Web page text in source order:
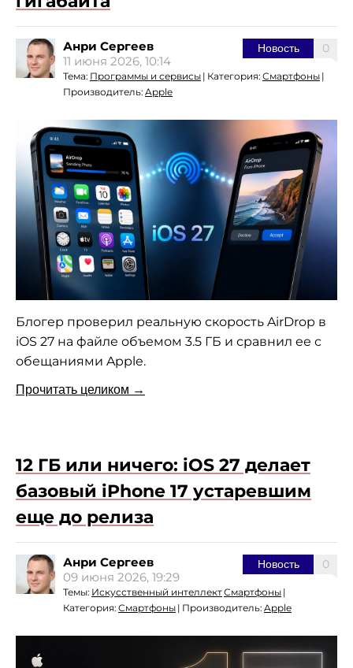
0
Новость
Анри Сергеев
11 июня 2026, 10:14
Тема: Программы и сервисы | Категория: Смартфоны |
Производитель: Apple
Блогер проверил реальную скорость AirDrop в
iOS 27 на файле объемом 3.5 ГБ и сравнил ее с
обещаниями Apple.
Прочитать целиком →
12 ГБ или ничего: iOS 27 делает
базовый iPhone 17 устаревшим
еще до релиза
0
Новость
Анри Сергеев
09 июня 2026, 19:29
Темы: Искусственный интеллектСмартфоны |
Категория: Смартфоны | Производитель: Apple